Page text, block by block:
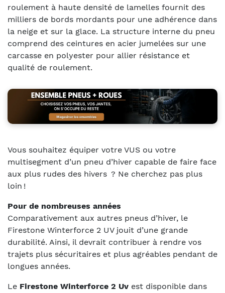
roulement à haute densité de lamelles fournit des
milliers de bords mordants pour une adhérence dans
la neige et sur la glace. La structure interne du pneu
comprend des ceintures en acier jumelées sur une
carcasse en polyester pour allier résistance et
qualité de roulement.
Vous souhaitez équiper votre VUS ou votre
multisegment d’un pneu d’hiver capable de faire face
aux plus rudes des hivers ? Ne cherchez pas plus
loin !
Pour de nombreuses années
Comparativement aux autres pneus d’hiver, le
Firestone Winterforce 2 UV jouit d’une grande
durabilité. Ainsi, il devrait contribuer à rendre vos
trajets plus sécuritaires et plus agréables pendant de
longues années.
Le Firestone Winterforce 2 Uv est disponible dans